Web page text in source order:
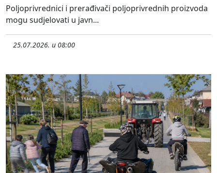
Poljoprivrednici i prerađivači poljoprivrednih proizvoda
mogu sudjelovati u javn...
25.07.2026. u 08:00